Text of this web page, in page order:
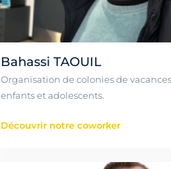
Bahassi TAOUIL
Organisation de colonies de
enfants et adolescents.
Découvrir notre coworker